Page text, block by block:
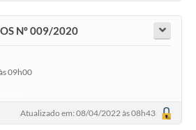
Nº 009/2020
09h00
Atualizado em: 08/04/2022 às 08h43